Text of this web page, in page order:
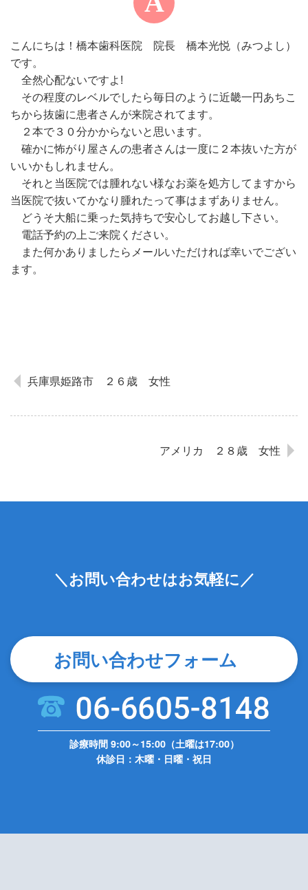
こんにちは！橋本歯科医院 院長 橋本光悦（みつよし）
です。
全然心配ないですよ!
その程度のレベルでしたら毎日のように近畿一円あちこ
ちから抜歯に患者さんが来院されてます。
２本で３０分かからないと思います。
確かに怖がり屋さんの患者さんは一度に２本抜いた方が
いいかもしれません。
それと当医院では腫れない様なお薬を処方してますから
当医院で抜いてかなり腫れたって事はまずありません。
どうそ大船に乗った気持ちで安心してお越し下さい。
電話予約の上ご来院ください。
また何かありましたらメールいただければ幸いでござい
ます。
兵庫県姫路市 ２６歳 女性
アメリカ ２８歳 女性
＼お問い合わせはお気軽に／
お問い合わせフォーム
診療時間 9:00～15:00（土曜は17:00）
休診日：木曜・日曜・祝日